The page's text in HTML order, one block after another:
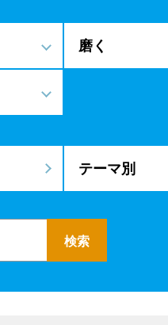
磨く
テーマ別